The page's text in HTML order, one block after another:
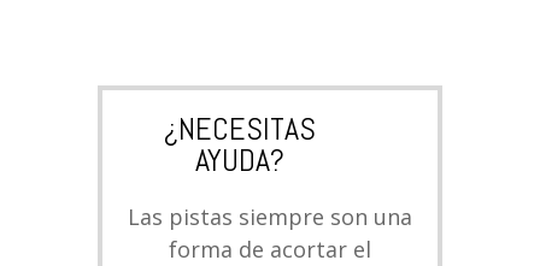
¿NECESITAS
AYUDA?
Las pistas siempre son una
forma de acortar el